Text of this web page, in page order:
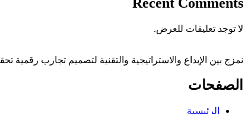
لا توجد تعليقات للعرض.
نمزج بين الإبداع والاستراتيجية والتقنية لتصميم تجارب رقمية
الصفحات
الرئيسية